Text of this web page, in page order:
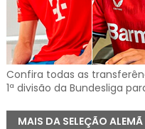
Confira todas as
1ª divisão da Bundesliga
MAIS DA SELEÇÃO ALEMÃ